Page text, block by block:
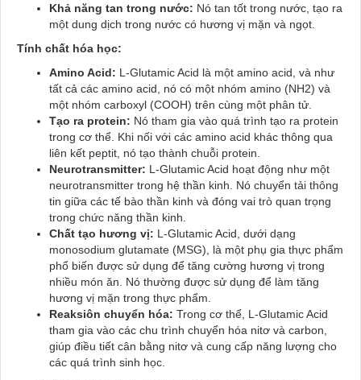
Khả năng tan trong nước: Nó tan tốt trong nước, tạo ra
một dung dịch trong nước có hương vị mặn và ngọt.
Tính chất hóa học:
Amino Acid: L-Glutamic Acid là một amino acid, và như
tất cả các amino acid, nó có một nhóm amino (NH2) và
một nhóm carboxyl (COOH) trên cùng một phân tử.
Tạo ra protein: Nó tham gia vào quá trình tạo ra protein
trong cơ thể. Khi nối với các amino acid khác thông qua
liên kết peptit, nó tạo thành chuỗi protein.
Neurotransmitter: L-Glutamic Acid hoạt động như một
neurotransmitter trong hệ thần kinh. Nó chuyển tải thông
tin giữa các tế bào thần kinh và đóng vai trò quan trọng
trong chức năng thần kinh.
Chất tạo hương vị: L-Glutamic Acid, dưới dạng
monosodium glutamate (MSG), là một phụ gia thực phẩm
phổ biến được sử dụng để tăng cường hương vị trong
nhiều món ăn. Nó thường được sử dụng để làm tăng
hương vị mặn trong thực phẩm.
Reaksiôn chuyển hóa: Trong cơ thể, L-Glutamic Acid
tham gia vào các chu trình chuyển hóa nitơ và carbon,
giúp điều tiết cân bằng nitơ và cung cấp năng lượng cho
các quá trình sinh học.